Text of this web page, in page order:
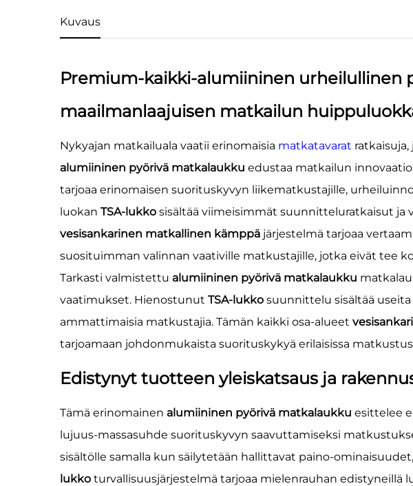
Kuvaus
Premium-kaikki-alumiininen urheilullinen
maailmanlaajuisen matkailun
Nykyajan matkailuala vaatii erinomaisia matkatavarat
alumiininen pyörivä matkalaukku edustaa matkailun
tarjoaa erinomaisen suorituskyvyn liikematkustajille,
luokan TSA-lukko sisältää viimeisimmät suunnitteluratkaisut ja
vesisankarinen matkallinen kämppä järjestelmä tarjoaa
suosituimman valinnan vaativille matkustajille, jotka eivät tee
Tarkasti valmistettu alumiininen pyörivä matkalaukku
vaatimukset. Hienostunut TSA-lukko suunnittelu sisältää
ammattimaisia matkustajia. Tämän kaikki osa-alueet
tarjoamaan johdonmukaista suorituskykyä erilaisissa
Edistynyt tuotteen yleiskatsaus ja
Tämä erinomainen alumiininen pyörivä matkalaukku esittelee
lujuus-massasuhde suorituskyvyn saavuttamiseksi
sisältölle samalla kun säilytetään hallittavat paino-
lukko turvallisuusjärjestelmä tarjoaa mielenrauhan edistyneillä